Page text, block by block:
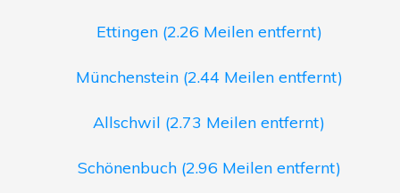
Ettingen (2.26 Meilen entfernt)
Münchenstein (2.44 Meilen entfernt)
Allschwil (2.73 Meilen entfernt)
Schönenbuch (2.96 Meilen entfernt)